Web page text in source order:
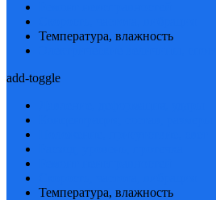
Температура, влажность
add-toggle
Температура, влажность